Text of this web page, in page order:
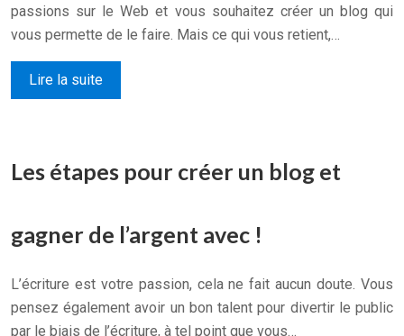
passions sur le Web et vous souhaitez créer un blog qui
vous permette de le faire. Mais ce qui vous retient,…
Lire la suite
Les étapes pour créer un blog et
gagner de l’argent avec !
L’écriture est votre passion, cela ne fait aucun doute. Vous
pensez également avoir un bon talent pour divertir le public
par le biais de l’écriture, à tel point que vous…